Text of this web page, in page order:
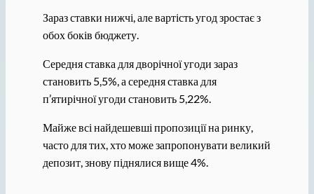
Зараз ставки нижчі, але вартість угод зростає з
обох боків бюджету.
Середня ставка для дворічної угоди зараз
становить 5,5%, а середня ставка для
п’ятирічної угоди становить 5,22%.
Майже всі найдешевші пропозиції на ринку,
часто для тих, хто може запропонувати великий
депозит, знову піднялися вище 4%.